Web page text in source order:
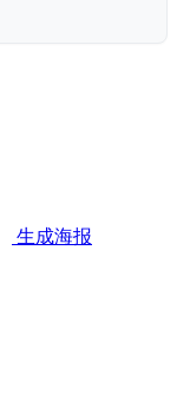
生成海报